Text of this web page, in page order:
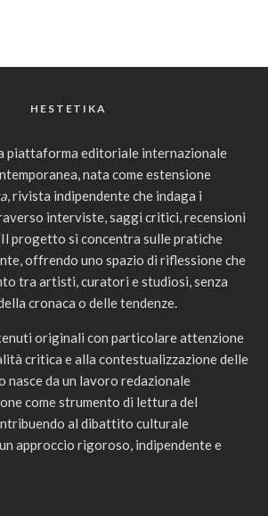
HESTETIKA
piattaforma editoriale internazionale
nata come estensione
, rivista indipendente che indaga i
interviste, saggi critici, recensioni
progetto si concentra sulle pratiche
offrendo uno spazio di riflessione che
tra artisti, curatori e studiosi, senza
cronaca o delle tendenze.
originali con particolare attenzione
critica e alla contestualizzazione delle
nasce da un lavoro redazionale
come strumento di lettura del
al dibattito culturale
approccio rigoroso, indipendente e